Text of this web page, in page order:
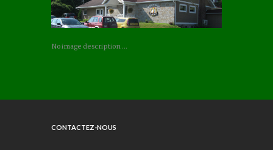
No image description ...
CONTACTEZ-NOUS